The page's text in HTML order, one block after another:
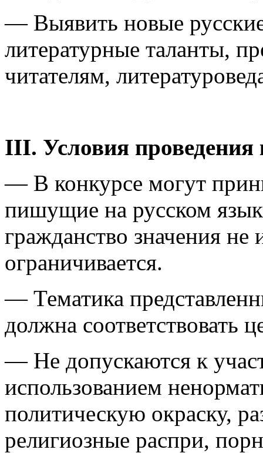
— Выявить новые
литературные таланты,
читателям,
III. Условия проведения
— В конкурсе могут
пишущие на русском
гражданство значения не
ограничивается.
— Тематика
должна соответствовать
— Не допускаются к
использованием
политическую окраску,
религиозные распри,